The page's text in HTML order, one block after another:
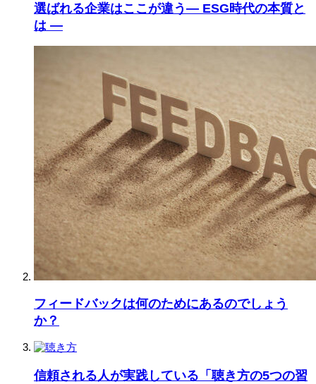
選ばれる企業はここが違う― ESG時代の本質と
は ―
フィードバックは何のためにあるのでしょう
か？
信頼される人が実践している「聴き方の5つの習